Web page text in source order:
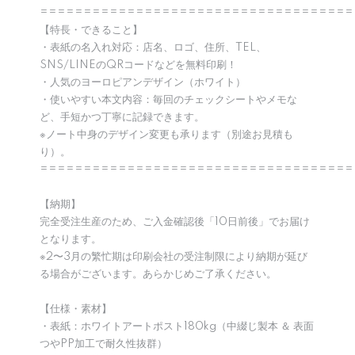
【特長・できること】
・表紙の名入れ対応：店名、ロゴ、住所、TEL、
SNS/LINEのQRコードなどを無料印刷！
・人気のヨーロピアンデザイン（ホワイト）
・使いやすい本文内容：毎回のチェックシートやメモな
ど、手短かつ丁寧に記録できます。
※ノート中身のデザイン変更も承ります（別途お見積も
り）。
【納期】
完全受注生産のため、ご入金確認後「10日前後」でお届け
となります。
※2〜3月の繁忙期は印刷会社の受注制限により納期が延び
る場合がございます。あらかじめご了承ください。
【仕様・素材】
・表紙：ホワイトアートポスト180kg（中綴じ製本 ＆ 表面
つやPP加工で耐久性抜群）